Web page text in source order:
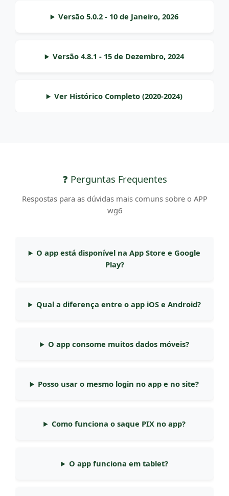
Versão 5.0.2 - 10 de Janeiro, 2026
Versão 4.8.1 - 15 de Dezembro, 2024
Ver Histórico Completo (2020-2024)
❓ Perguntas Frequentes
Respostas para as dúvidas mais comuns sobre o APP
wg6
O app está disponível na App Store e Google
Play?
Qual a diferença entre o app iOS e Android?
O app consome muitos dados móveis?
Posso usar o mesmo login no app e no site?
Como funciona o saque PIX no app?
O app funciona em tablet?